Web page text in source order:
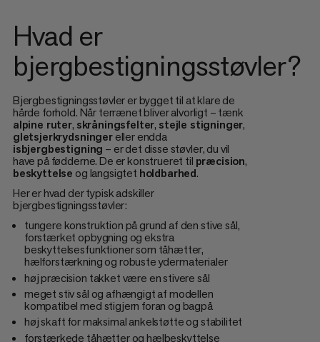
Hvad er
bjergbestigningsstøvler?
Bjergbestigningsstøvler er bygget til at klare de
hårde forhold. Når terrænet bliver alvorligt – tænk
alpine ruter, skråningsfelter, stejle stigninger,
gletsjerkrydsningereller endda
isbjergbestigning – er det disse støvler, du vil
have på fødderne. De er konstrueret til præcision,
beskyttelse og langsigtet holdbarhed.
Her er hvad der typisk adskiller
bjergbestigningsstøvler:
tungere konstruktion på grund af den stive sål,
forstærket opbygning og ekstra
beskyttelsesfunktioner som tåhætter,
hælforstærkning og robuste ydermaterialer
høj præcision takket være en stivere sål
meget stiv sål og afhængigt af modellen
kompatibel med stigjern foran og bagpå
høj skaft for maksimal ankelstøtte og stabilitet
forstærkede tåhætter og hælbeskyttelse